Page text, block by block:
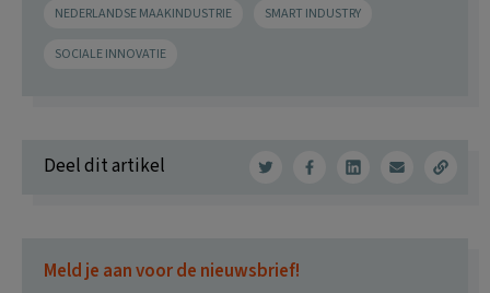
NEDERLANDSE MAAKINDUSTRIE SMART INDUSTRY
SOCIALE INNOVATIE
Deel dit artikel
Meld je aan voor de nieuwsbrief!